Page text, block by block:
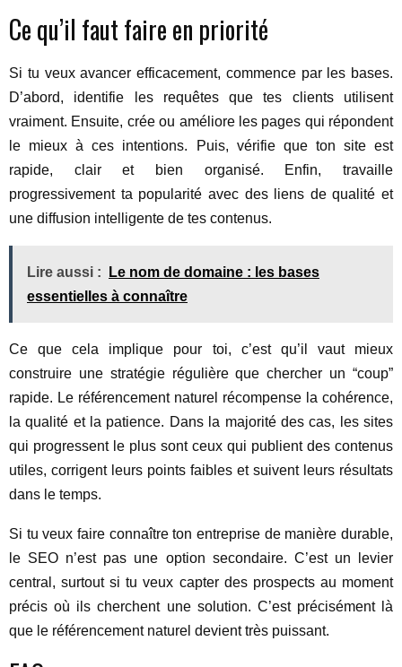
Ce qu’il faut faire en priorité
Si tu veux avancer efficacement, commence par les bases.
D’abord, identifie les requêtes que tes clients utilisent
vraiment. Ensuite, crée ou améliore les pages qui répondent
le mieux à ces intentions. Puis, vérifie que ton site est
rapide, clair et bien organisé. Enfin, travaille
progressivement ta popularité avec des liens de qualité et
une diffusion intelligente de tes contenus.
Lire aussi :
Le nom de domaine : les bases
essentielles à connaître
Ce que cela implique pour toi, c’est qu’il vaut mieux
construire une stratégie régulière que chercher un “coup”
rapide. Le référencement naturel récompense la cohérence,
la qualité et la patience. Dans la majorité des cas, les sites
qui progressent le plus sont ceux qui publient des contenus
utiles, corrigent leurs points faibles et suivent leurs résultats
dans le temps.
Si tu veux faire connaître ton entreprise de manière durable,
le SEO n’est pas une option secondaire. C’est un levier
central, surtout si tu veux capter des prospects au moment
précis où ils cherchent une solution. C’est précisément là
que le référencement naturel devient très puissant.